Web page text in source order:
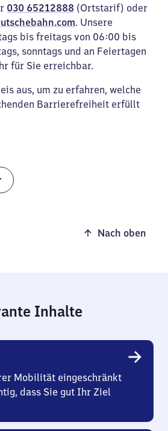
030 65212888 (Ortstarif) oder
. Unsere
bis freitags von 06:00 bis
sonntags und an Feiertagen
für Sie erreichbar.
aus, um zu erfahren, welche
Barrierefreiheit erfüllt
Nach oben
Inhalte
Mobilität eingeschränkt
dass Sie gut Ihr Ziel